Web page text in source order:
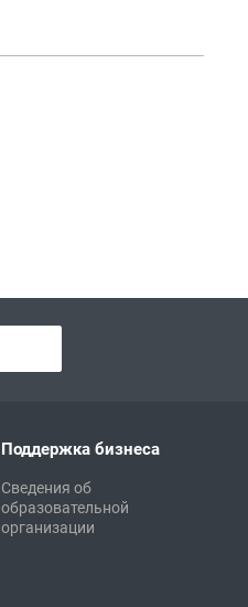
Поддержка бизнеса
Сведения об
образовательной
организации